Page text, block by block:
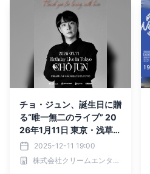
が、繊細で深い“感情の余
白”をまとって蘇る。
チョ・ジュン、誕生日に贈
る“唯一無二のライブ” 20
26年1月11日 東京・浅草で
開催！2025-12-11 19:00
株式会社クリームエンタテインメント